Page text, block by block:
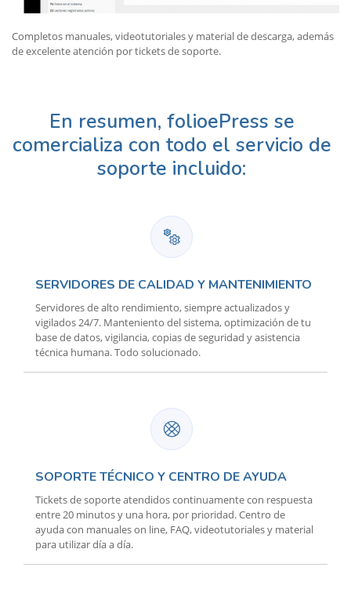
Completos manuales, videotutoriales y material de descarga, además
de excelente atención por tickets de soporte.
En resumen, folioePress se
comercializa con todo el servicio de
soporte incluido:
SERVIDORES DE CALIDAD Y MANTENIMIENTO
Servidores de alto rendimiento, siempre actualizados y
vigilados 24/7. Manteniento del sistema, optimización de tu
base de datos, vigilancia, copias de seguridad y asistencia
técnica humana. Todo solucionado.
SOPORTE TÉCNICO Y CENTRO DE AYUDA
Tickets de soporte atendidos continuamente con respuesta
entre 20 minutos y una hora, por prioridad. Centro de
ayuda con manuales on line, FAQ, videotutoriales y material
para utilizar día a día.